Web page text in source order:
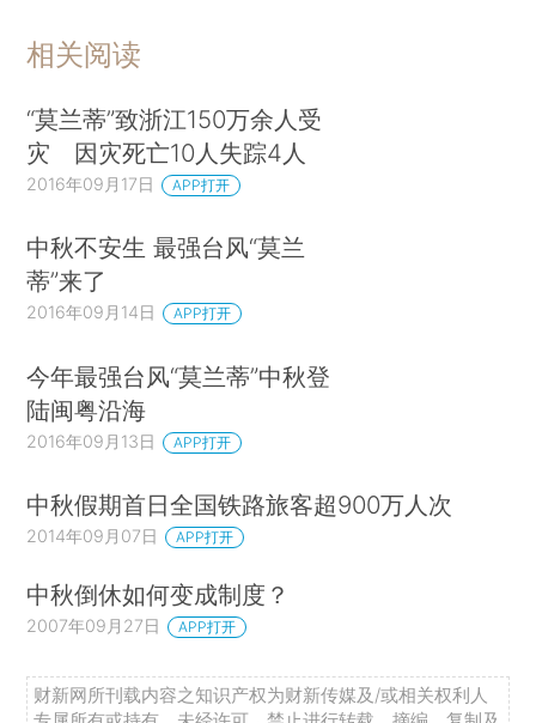
相关阅读
“莫兰蒂”致浙江150万余人受
灾 因灾死亡10人失踪4人
2016年09月17日 APP打开
中秋不安生 最强台风“莫兰
蒂”来了
2016年09月14日 APP打开
今年最强台风“莫兰蒂”中秋登
陆闽粤沿海
2016年09月13日 APP打开
中秋假期首日全国铁路旅客超900万人次
2014年09月07日 APP打开
中秋倒休如何变成制度？
2007年09月27日 APP打开
财新网所刊载内容之知识产权为财新传媒及/或相关权利人